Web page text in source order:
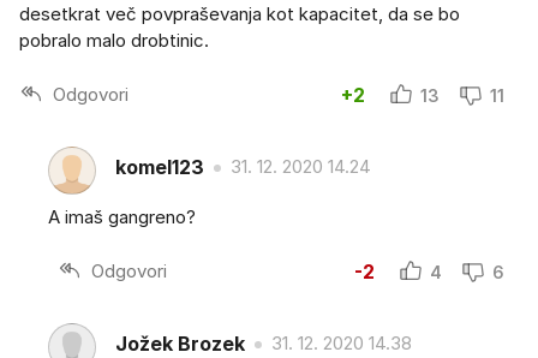
desetkrat več povpraševanja kot kapacitet, da se bo
pobralo malo drobtinic.
Odgovori +2 13 11
komel123 31. 12. 2020 14.24
A imaš gangreno?
Odgovori -2 4 6
Jožek Brozek 31. 12. 2020 14.38